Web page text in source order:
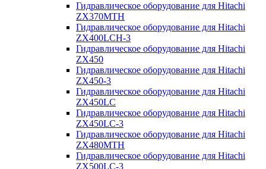
Гидравлическое оборудование для Hitachi
ZX370MTH
Гидравлическое оборудование для Hitachi
ZX400LCH-3
Гидравлическое оборудование для Hitachi
ZX450
Гидравлическое оборудование для Hitachi
ZX450-3
Гидравлическое оборудование для Hitachi
ZX450LC
Гидравлическое оборудование для Hitachi
ZX450LC-3
Гидравлическое оборудование для Hitachi
ZX480MTH
Гидравлическое оборудование для Hitachi
ZX500LC-3